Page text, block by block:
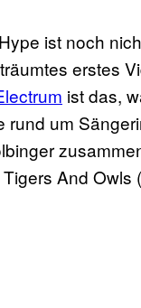
ist noch
erstes
ist das,
um
And Owls